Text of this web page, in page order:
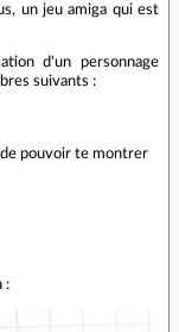
un jeu amiga qui est
d'un personnage
suivants :
pouvoir te montrer
: